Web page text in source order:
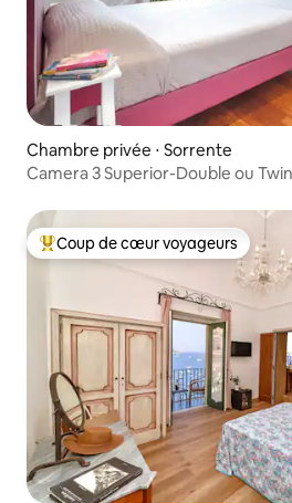
Chambre privée ⋅ Sorrente
Camera 3 Superior-Double ou
Coups de cœur voyageurs les plus
Coup de cœur voyageurs